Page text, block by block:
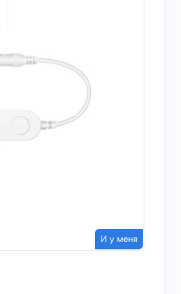
И у меня